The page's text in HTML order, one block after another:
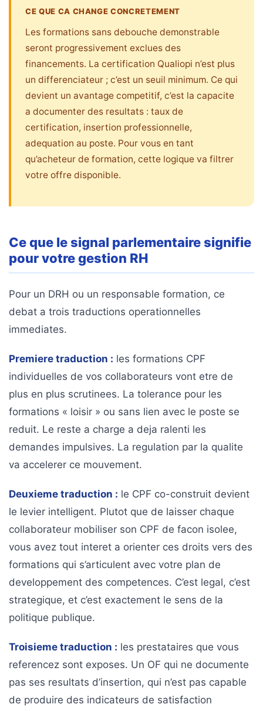
CE QUE CA CHANGE CONCRETEMENT
Les formations sans debouche demonstrable
seront progressivement exclues des
financements. La certification Qualiopi n’est plus
un differenciateur ; c’est un seuil minimum. Ce qui
devient un avantage competitif, c’est la capacite
a documenter des resultats : taux de
certification, insertion professionnelle,
adequation au poste. Pour vous en tant
qu’acheteur de formation, cette logique va filtrer
votre offre disponible.
Ce que le signal parlementaire signifie
pour votre gestion RH
Pour un DRH ou un responsable formation, ce
debat a trois traductions operationnelles
immediates.
Premiere traduction : les formations CPF
individuelles de vos collaborateurs vont etre de
plus en plus scrutinees. La tolerance pour les
formations « loisir » ou sans lien avec le poste se
reduit. Le reste a charge a deja ralenti les
demandes impulsives. La regulation par la qualite
va accelerer ce mouvement.
Deuxieme traduction : le CPF co-construit devient
le levier intelligent. Plutot que de laisser chaque
collaborateur mobiliser son CPF de facon isolee,
vous avez tout interet a orienter ces droits vers des
formations qui s’articulent avec votre plan de
developpement des competences. C’est legal, c’est
strategique, et c’est exactement le sens de la
politique publique.
Troisieme traduction : les prestataires que vous
referencez sont exposes. Un OF qui ne documente
pas ses resultats d’insertion, qui n’est pas capable
de produire des indicateurs de satisfaction